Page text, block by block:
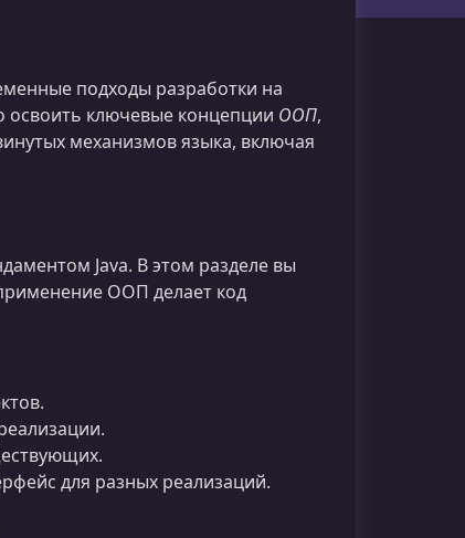
подходы разработки на
ключевые концепции ООП,
механизмов языка, включая
Java. В этом разделе вы
ООП делает код
для разных реализаций.